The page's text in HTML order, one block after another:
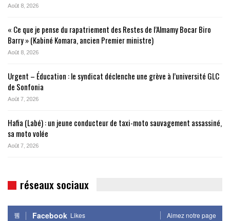
Août 8, 2026
« Ce que je pense du rapatriement des Restes de l’Almamy Bocar Biro
Barry » (Kabiné Komara, ancien Premier ministre)
Août 8, 2026
Urgent – Éducation : le syndicat déclenche une grève à l’université GLC
de Sonfonia
Août 7, 2026
Hafia (Labé) : un jeune conducteur de taxi-moto sauvagement assassiné,
sa moto volée
Août 7, 2026
réseaux sociaux
Facebook Likes Aimez notre page